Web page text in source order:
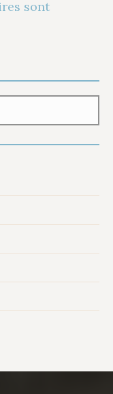
sont